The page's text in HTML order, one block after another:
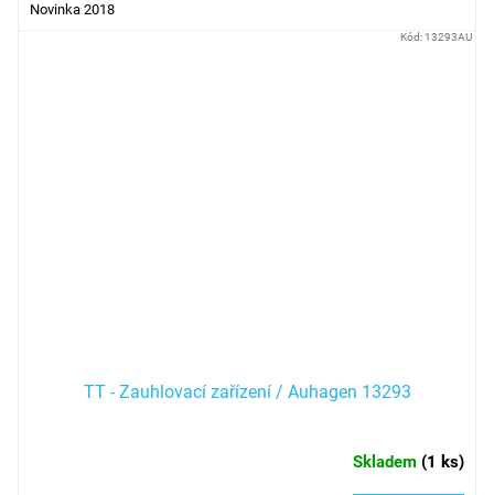
Novinka 2018
TT - Zauhlovací zařízení / Auhagen 13293
Skladem (1 ks)
Kód: 13293AU